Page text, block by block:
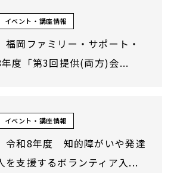
イベント・講座情報
福岡ファミリー・サポート・
度「第3回提供(両方)会...
イベント・講座情報
令和8年度 知的障がいや発達
を支援するボランティア入...